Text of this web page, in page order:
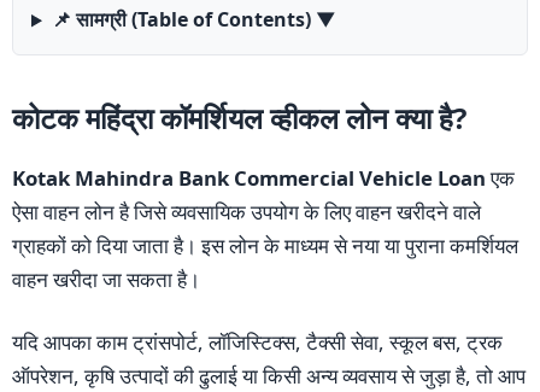
📌 सामग्री (Table of Contents) ▼
कोटक महिंद्रा कॉमर्शियल व्हीकल लोन क्या है?
Kotak Mahindra Bank Commercial Vehicle Loanएक
ऐसा वाहन लोन है जिसे व्यवसायिक उपयोग के लिए वाहन खरीदने वाले
ग्राहकों को दिया जाता है। इस लोन के माध्यम से नया या पुराना कमर्शियल
वाहन खरीदा जा सकता है।
यदि आपका काम ट्रांसपोर्ट, लॉजिस्टिक्स, टैक्सी सेवा, स्कूल बस, ट्रक
ऑपरेशन, कृषि उत्पादों की ढुलाई या किसी अन्य व्यवसाय से जुड़ा है, तो आप